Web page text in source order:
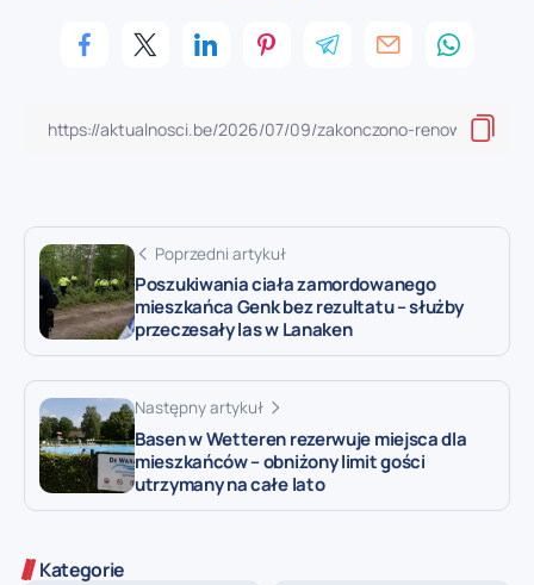
Poprzedni artykuł
Poszukiwania ciała zamordowanego
mieszkańca Genk bez rezultatu – służby
przeczesały las w Lanaken
Następny artykuł
Basen w Wetteren rezerwuje miejsca dla
mieszkańców – obniżony limit gości
utrzymany na całe lato
Kategorie